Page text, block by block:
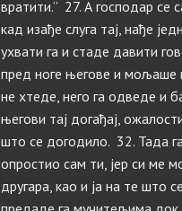
вратити.” 27. А господар се
кад изађе слуга тај, нађе
ухвати га и стаде давити
пред ноге његове и мољаше
не хтеде, него га одведе и
његови тај догађај,
што се догодило. 32. Тада
опростио сам ти, јер си ме
другара, као и ја на те што